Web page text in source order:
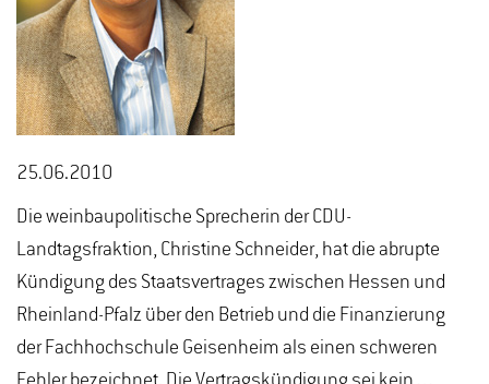
25.06.2010
Die weinbaupolitische Sprecherin der CDU-
Landtagsfraktion, Christine Schneider, hat die abrupte
Kündigung des Staatsvertrages zwischen Hessen und
Rheinland-Pfalz über den Betrieb und die Finanzierung
der Fachhochschule Geisenheim als einen schweren